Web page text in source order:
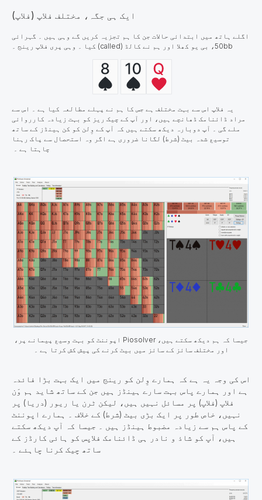
ایک ہی جگہ، مختلف فلاپ (فلاپ)
اگلے ہاتھ میں ابتدائی حالات جن کا ہم تجزیہ کریں گے وہی ہیں ۔ گہرائی
50bb، بی یو کھلا اور ہم نے کالڈ (called) کیا ۔ وہی پری فلاپ رینج ۔
یہ فلاپ اس سے بہت مختلف ہے جس کا ہم نے پہلے مطالعہ کیا ہے ۔ اس سے
مراد ڈائنامک ڈھانچے ہیں، اور آپ کے چیک ریز کو بہت زیادہ کارروائی
ملے گی ۔ آپ دوبارہ دیکھ سکتے ہیں کہ آپ کے وِلن کو کن ہینڈز کے ساتھ
توسیع شدہ بیٹ (شرط) لگانا ضروری ہے اگر وہ استحصال سے پاک رہنا
چاہتا ہے ۔
جیسا کہ ہم دیکھ سکتے ہیں، Piosolver اپوننٹ کو بہت وسیع پیمانے پر،
اور مختلف سائز کے سائز میں بیٹ کرنے کی پیش کش کرتا ہے ۔
اس کی وجہ یہ ہے کہ ہمارے وِلن کو رینج میں ایک بہت بڑا فائدہ
ہے اور ہمارے پاس بہت سارے ہینڈز ہیں جن کے ساتھ شاید ہم وَن
فلاپ (فلاپ) پر مسائل نہیں ہیں، لیکن ٹرن یا ریور (دریا) پر
نہیں، خاص طور پر ایک بڑی بیٹ (شرط) کے خلاف ۔ ہمارے اپوننٹ
کے پاس ہم سے زیادہ مضبوط ہینڈز ہیں ۔ جیسا کہ آپ دیکھ سکتے
ہیں، آپ کو شاذ و نادر ہی ڈائنامک فلاپس کو ہائی کارڈز کے
ساتھ چیک کرنا چاہئے ۔